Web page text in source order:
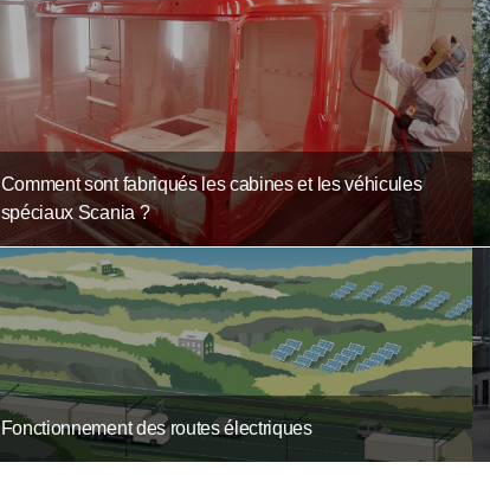
Comment sont fabriqués les cabines et les véhicules
spéciaux Scania ?
Fonctionnement des routes électriques